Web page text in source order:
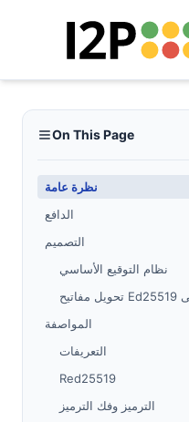
On This Page
نظرة عامة
الدافع
التصميم
نظام التوقيع الأساسي
المواصفة
التعريفات
Red25519
الترميز وفك الترميز